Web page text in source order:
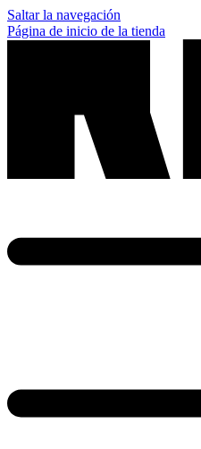
Saltar la navegación
Página de inicio de la tienda